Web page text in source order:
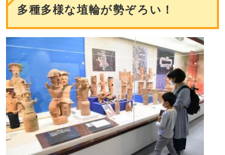
多種多様な埴輪が勢ぞろい！